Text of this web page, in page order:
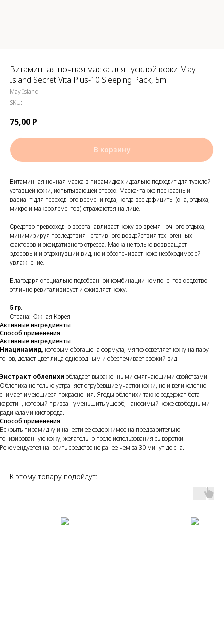
Витаминная ночная маска для тусклой кожи May
Island Secret Vita Plus-10 Sleeping Pack, 5ml
May Island
SKU:
75,00 Р
В корзину
Витаминная ночная маска в пирамидках идеально подходит для тусклой
уставшей кожи, испытывающей стресс. Маска- также прекрасный
вариант для переходного времени года, когда все дефициты (сна, отдыха,
микро и макроэлементов) отражаются на лице.
Средство превосходно восстанавливает кожу во время ночного отдыха,
минимизируя последствия негативного воздействия техногенных
факторов и оксидативного стресса. Маска не только возвращает
здоровый и отдохнувший вид, но и обеспечивает коже необходимое ей
увлажнение.
Благодаря специально подобранной комбинации компонентов средство
отлично ревитализирует и оживляет кожу.
5 гр.
Страна: Южная Корея
Активные ингредиенты
Способ применения
Активные ингредиенты
Ниацинамид, которым обогащена формула, мягко осветляет кожу на пару
тонов, делает цвет лица однородным и обеспечивает свежий вид.
Экстракт облепихи обладает выраженными смягчающими свойствами.
Облепиха не только устраняет огрубевшие участки кожи, но и великолепно
снимает имеющиеся покраснения. Ягоды облепихи также содержат бета-
каротин, который призван уменьшить ущерб, наносимый коже свободными
радикалами кислорода.
Способ применения
Вскрыть пирамидку и нанести её содержимое на предварительно
тонизированную кожу, желательно после использования сыворотки.
Рекомендуется наносить средство не ранее чем за 30 минут до сна.
К этому товару подойдут: